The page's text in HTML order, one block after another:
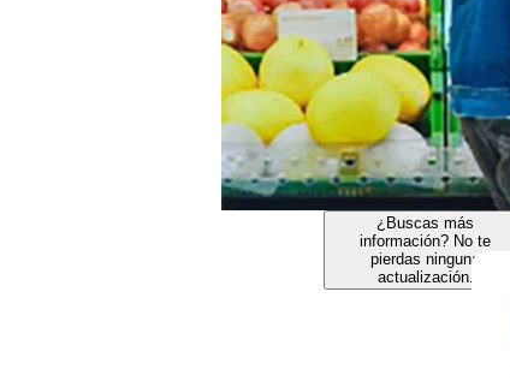
¿Buscas más
información? No te
pierdas ninguna
actualización.